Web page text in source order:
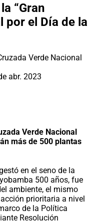
“Gran
por el Día de la
abr. 2023
Verde Nacional
más de 500 plantas
en el seno de la
500 años, fue
ambiente, el mismo
prioritaria a nivel
de la Política
Resolución